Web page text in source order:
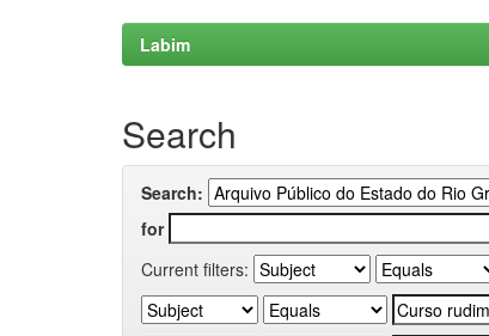
Labim
Search
Search:
for
Current filters: